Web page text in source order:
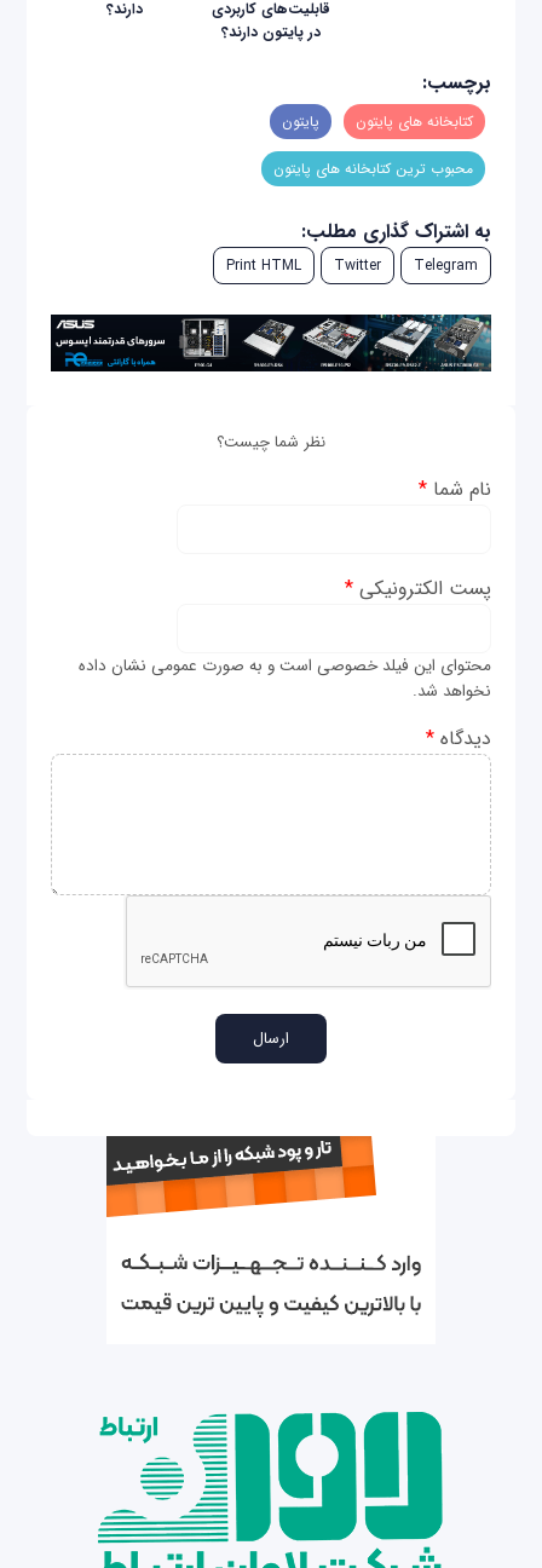
قابلیت‌های کاربردی
در پایتون دارند؟
دارند؟
برچسب:
کتابخانه های پایتون پایتون
محبوب ترین کتابخانه های پایتون
به اشتراک گذاری مطلب:
Telegram
Twitter
Print HTML
نظر شما چیست؟
نام شما*
پست الکترونیکی*
محتوای این فیلد خصوصی است و به صورت عمومی نشان داده
نخواهد شد.
دیدگاه*